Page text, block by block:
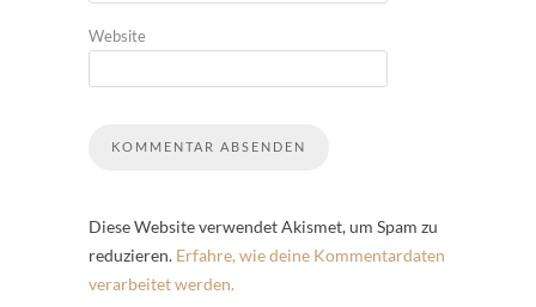
Website
Diese Website verwendet Akismet, um Spam zu
reduzieren. Erfahre, wie deine Kommentardaten
verarbeitet werden.